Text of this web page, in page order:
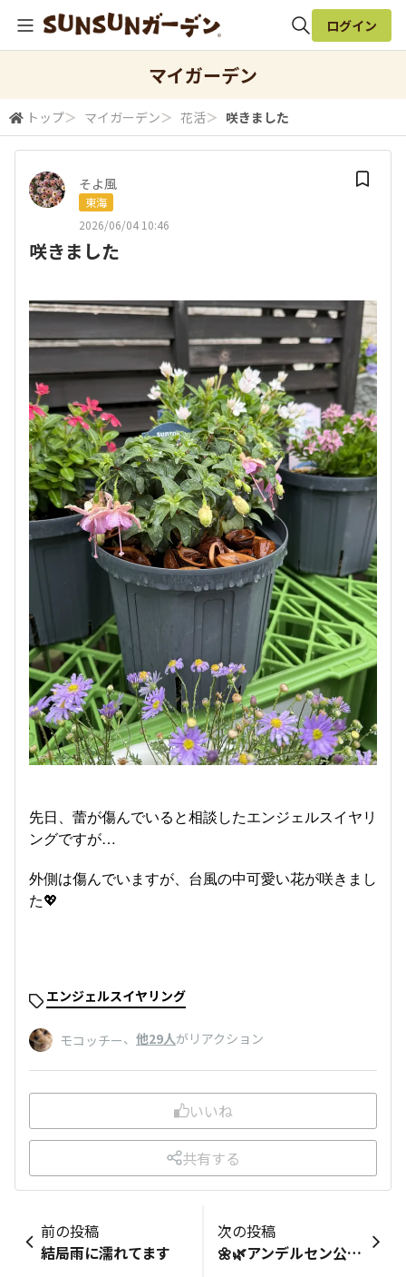
検索
ログイン
マイガーデン
トップ＞ マイガーデン＞ 花活＞ 咲きました
そよ風
東海
2026/06/04 10:46
咲きました
先日、蕾が傷んでいると相談したエンジェルスイヤリ
ングですが…
外側は傷んでいますが、台風の中可愛い花が咲きまし
た💖
エンジェルスイヤリング
モコッチー、 他29人がリアクション
いいね
共有する
前の投稿
結局雨に濡れてます
次の投稿
🌼🌿アンデルセン公園さんの花風景、つづきです🌸